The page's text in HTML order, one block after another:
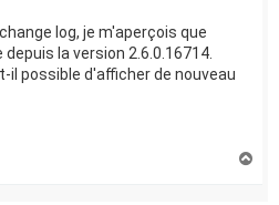
log, je m'aperçois que
la version 2.6.0.16714.
il possible d'afficher de nouveau